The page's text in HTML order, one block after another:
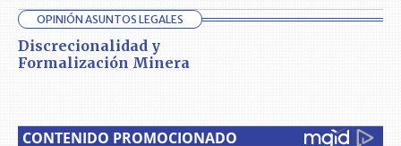
OPINIÓN ASUNTOS LEGALES
Discrecionalidad y
Formalización Minera